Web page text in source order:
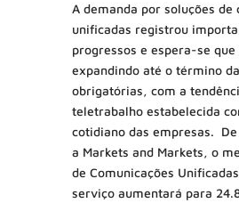
A demanda por soluções de
unificadas registrou
progressos e espera-se que
expandindo até o término
obrigatórias, com a
teletrabalho estabelecida
cotidiano das empresas.
a Markets and Markets, o
de Comunicações
serviço aumentará para